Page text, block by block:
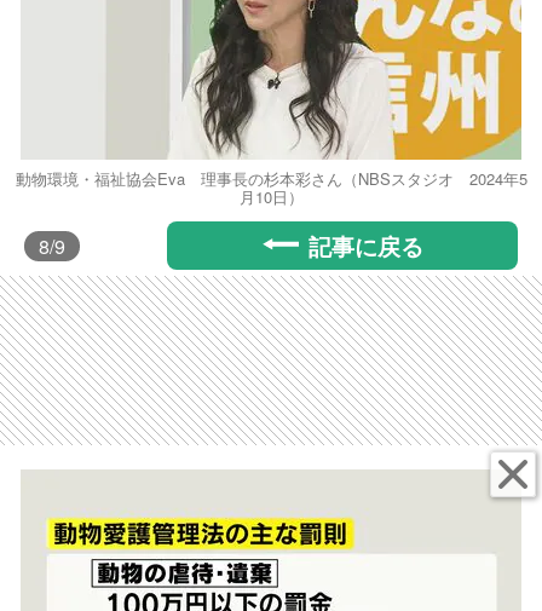
動物環境・福祉協会Eva 理事長の杉本彩さん（NBSスタジオ 2024年5
月10日）
8/9 記事に戻る